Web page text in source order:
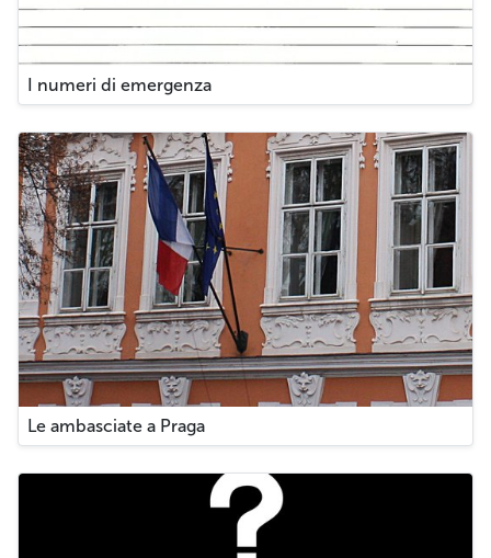
I numeri di emergenza
Le ambasciate a Praga